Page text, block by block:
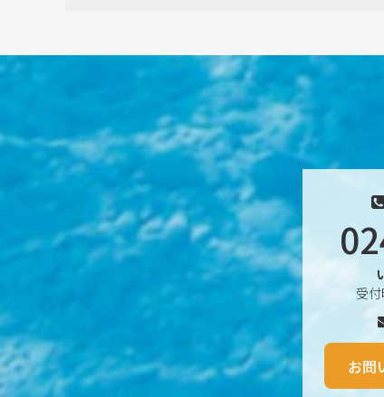
2026年1月
2025年11月
2025年10月
2025年9月
2025年6月
受
お問